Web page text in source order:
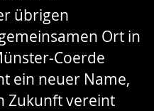
übrigen
Ort in
Coerde
ein neuer Name,
Zukunft vereint